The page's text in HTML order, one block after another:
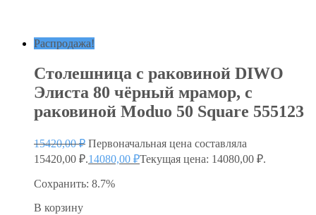
Распродажа!
Столешница с раковиной DIWO
Элиста 80 чёрный мрамор, с
раковиной Moduo 50 Square 555123
15420,00₽ Первоначальная цена составляла
15420,00 ₽.14080,00 ₽Текущая цена: 14080,00 ₽.
Сохранить: 8.7%
В корзину